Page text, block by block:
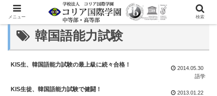
韓国語能力試験
KIS生、韓国語能力試験の最上級に続々合格！
2014.05.30
語学
KIS生徒、韓国語能力試験で健闘！
2013.01.22
メニュー 検索